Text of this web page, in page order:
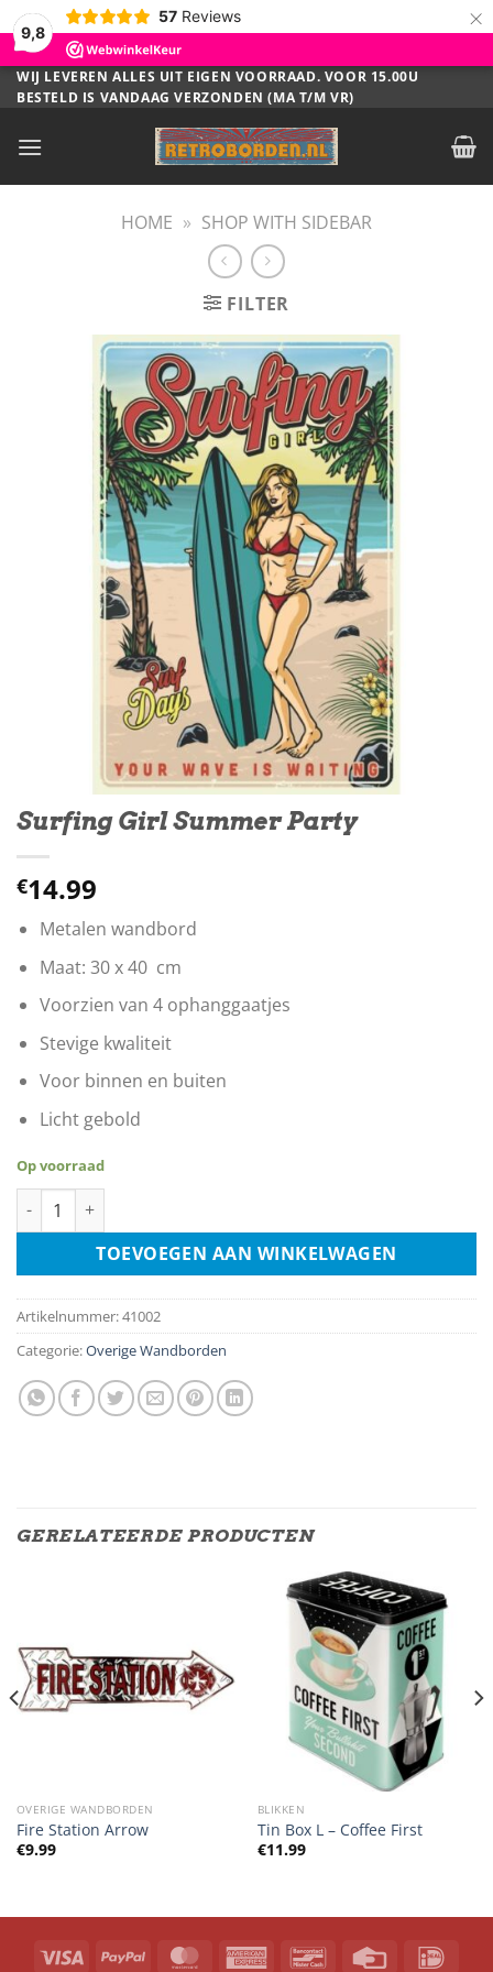
9,8
57 Reviews ×
Ga
naar
WIJ LEVEREN ALLES UIT EIGEN VOORRAAD. VOOR 15.00U
BESTELD IS VANDAAG VERZONDEN (MA T/M VR)
HOME » SHOP WITH SIDEBAR
FILTER
Surfing Girl Summer Party
€14.99
Metalen wandbord
Maat: 30 x 40 cm
Voorzien van 4 ophanggaatjes
Stevige kwaliteit
Voor binnen en buiten
Licht gebold
Op voorraad
Surfing Girl Summer Party aantal
TOEVOEGEN AAN WINKELWAGEN
Artikelnummer:41002
Categorie:Overige Wandborden
GERELATEERDE PRODUCTEN
OVERIGE WANDBORDEN
Fire Station Arrow
€9.99
BLIKKEN
Tin Box L – Coffee First
€11.99